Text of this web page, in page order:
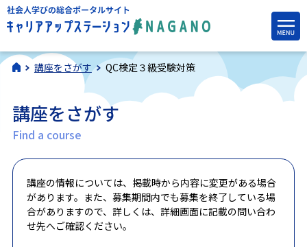
講座をさがす QC検定３級受験対策
講座をさがす
Find a course
講座の情報については、掲載時から内容に変更がある場合
があります。また、募集期間内でも募集を終了している場
合がありますので、詳しくは、詳細画面に記載の問い合わ
せ先へご確認ください。